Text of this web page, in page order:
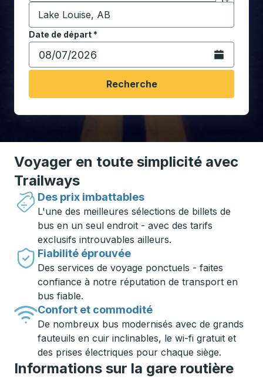
Cliquez
Commencez à saisir la ville de destination pour
Date de départ*
Tapez la date au format date Barre oblique du mois à
Ouvrez le
Recherche
Voyager en toute simplicité avec
Trailways
Des prix imbattables
L'une des meilleures sélections de billets de
bus en un seul endroit - avec des tarifs
exclusifs introuvables ailleurs.
Fiabilité éprouvée
Des services de voyage ponctuels - faites
confiance à notre réputation de transport en
bus fiable.
Confort et commodité
De nombreux bus modernisés avec de grands
fauteuils en cuir inclinables, le wi-fi gratuit et
des prises électriques pour chaque siège.
Informations sur la gare routière